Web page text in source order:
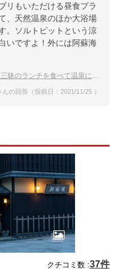
リもいただける昼食プラ
、天然温泉のほか大浴場
。ソルトピットという涼
いですよ！外には阿蘇海
ランチを食べて温泉に入りたいです。
んの回答（投稿日：2021/11/25 ）
クチコミ数 :37件